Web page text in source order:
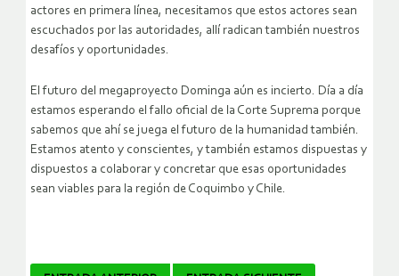
actores en primera línea, necesitamos que estos actores sean
escuchados por las autoridades, allí radican también nuestros
desafíos y oportunidades.
El futuro del megaproyecto Dominga aún es incierto. Día a día
estamos esperando el fallo oficial de la Corte Suprema porque
sabemos que ahí se juega el futuro de la humanidad también.
Estamos atento y conscientes, y también estamos dispuestas y
dispuestos a colaborar y concretar que esas oportunidades
sean viables para la región de Coquimbo y Chile.